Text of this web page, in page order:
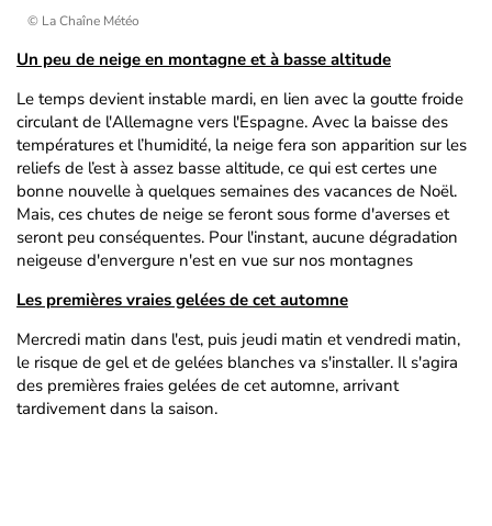
© La Chaîne Météo
Un peu de neige en montagne et à basse altitude
Le temps devient instable mardi, en lien avec la goutte froide
circulant de l'Allemagne vers l'Espagne. Avec la baisse des
températures et l’humidité, la neige fera son apparition sur les
reliefs de l’est à assez basse altitude, ce qui est certes une
bonne nouvelle à quelques semaines des vacances de Noël.
Mais, ces chutes de neige se feront sous forme d'averses et
seront peu conséquentes. Pour l'instant, aucune dégradation
neigeuse d'envergure n'est en vue sur nos montagnes
Les premières vraies gelées de cet automne
Mercredi matin dans l'est, puis jeudi matin et vendredi matin,
le risque de gel et de gelées blanches va s'installer. Il s'agira
des premières fraies gelées de cet automne, arrivant
tardivement dans la saison.